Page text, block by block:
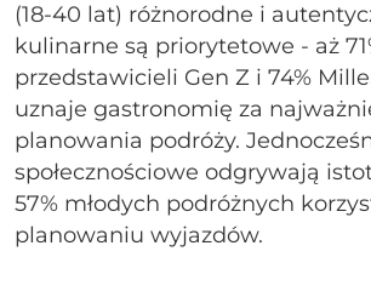
(18-40 lat) różnorodne i
kulinarne są priorytetowe - aż
przedstawicieli Gen Z i 74%
uznaje gastronomię za
planowania podróży.
społecznościowe odgrywają
57% młodych podróżnych
planowaniu wyjazdów.